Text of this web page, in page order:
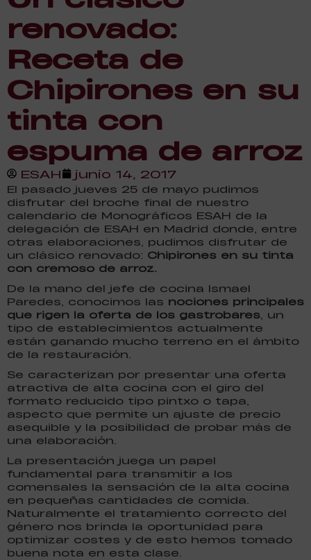
renovado:
Receta de
Chipirones en su
tinta con
espuma de arroz
ESAH junio 14, 2017
El pasado jueves 25 de mayo pudimos
disfrutar del broche final de nuestro
calendario de Monográficos ESAH de la
delegación de ESAH en Madrid donde, entre
otras elaboraciones, pudimos disfrutar de
un clásico renovado: Chipirones en su tinta
con cremoso de arroz.
De la mano del jefe de cocina Ismael
Paredes, conocimos las nociones principales
que rigen la oferta de los gastrobares, un
tipo de establecimientos actualmente
están ganando mucho terreno en el ámbito
de la restauración.
Se caracterizan por presentar una oferta
atractiva de alta cocina con el giro del
formato reducido tipo pintxo o tapa,
aspecto que permite un ajuste de precio
asequible y la posibilidad de probar más de
una elaboración.
La presentación juega un papel
fundamental para transmitir a los
comensales la sensación de la alta cocina
en pequeñas cantidades de comida.
Naturalmente el tratamiento correcto del
género nos brinda la oportunidad para
optimizar costes y de esto hemos tomado
buena nota en esta clase.